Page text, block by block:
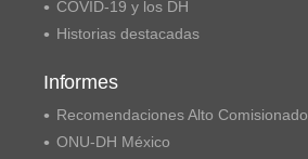
COVID-19 y los DH
Historias destacadas
Informes
Recomendaciones Alto Comisionado
ONU-DH México